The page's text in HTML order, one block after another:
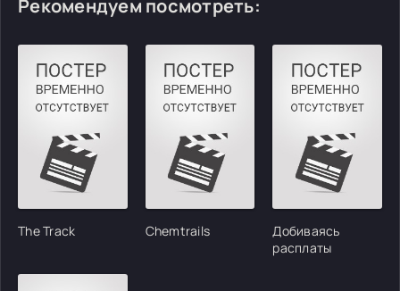
Рекомендуем посмотреть:
The Track Chemtrails
Добиваясь
расплаты